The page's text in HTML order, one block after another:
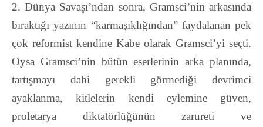
2. Dünya Savaşı’ndan sonra, Gramsci’nin arkasında
bıraktığı yazının “karmaşıklığından” faydalanan pek
çok reformist kendine Kabe olarak Gramsci’yi seçti.
Oysa Gramsci’nin bütün eserlerinin arka planında,
tartışmayı dahi gerekli görmediği devrimci
ayaklanma, kitlelerin kendi eylemine güven,
proletarya diktatörlüğünün zarureti ve